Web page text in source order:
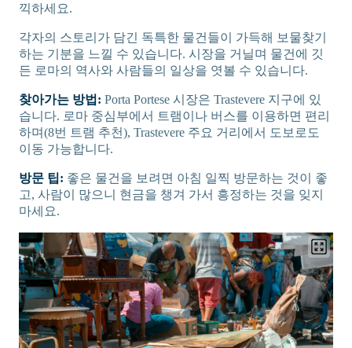
끽하세요.
각자의 스토리가 담긴 독특한 물건들이 가득해 보물찾기
하는 기분을 느낄 수 있습니다. 시장을 거닐며 물건에 깃
든 로마의 역사와 사람들의 일상을 엿볼 수 있습니다.
찾아가는 방법: Porta Portese 시장은 Trastevere 지구에 있
습니다. 로마 중심부에서 트램이나 버스를 이용하면 편리
하며(8번 트램 추천), Trastevere 주요 거리에서 도보로도
이동 가능합니다.
방문 팁: 좋은 물건을 보려면 아침 일찍 방문하는 것이 좋
고, 사람이 많으니 현금을 챙겨 가서 흥정하는 것을 잊지
마세요.